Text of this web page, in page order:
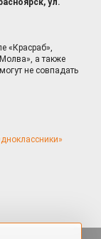
ул.
«Красраб»,
а также
не совпадать